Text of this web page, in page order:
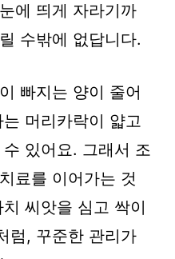
에 띄게 자라기까
수밖에 없답니다.
빠지는 양이 줄어
머리카락이 얇고
있어요. 그래서 조
료를 이어가는 것
씨앗을 심고 싹이
럼, 꾸준한 관리가